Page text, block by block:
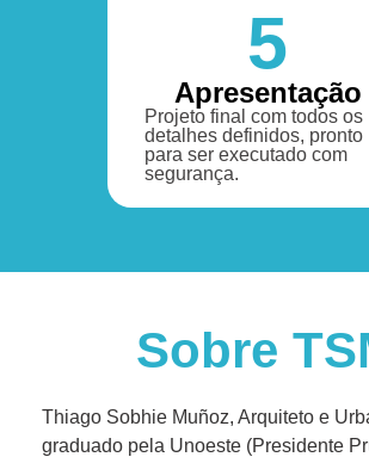
5
Apresentação
Projeto final com todos os
detalhes definidos, pronto
para ser executado com
segurança.
Sobre
Thiago Sobhie Muñoz, Arquiteto e
graduado pela Unoeste (Presidente